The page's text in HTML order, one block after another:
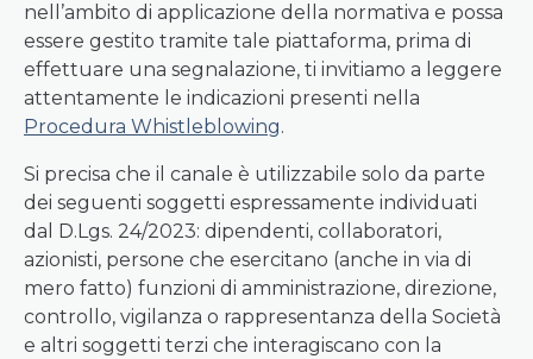
nell’ambito di applicazione della normativa e possa
essere gestito tramite tale piattaforma, prima di
effettuare una segnalazione, ti invitiamo a leggere
attentamente le indicazioni presenti nella
Procedura Whistleblowing.
Si precisa che il canale è utilizzabile solo da parte
dei seguenti soggetti espressamente individuati
dal D.Lgs. 24/2023: dipendenti, collaboratori,
azionisti, persone che esercitano (anche in via di
mero fatto) funzioni di amministrazione, direzione,
controllo, vigilanza o rappresentanza della Società
e altri soggetti terzi che interagiscano con la